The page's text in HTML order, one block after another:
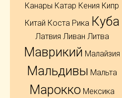
Канары Катар Кения Кипр
Китай Коста Рика Куба
Латвия Ливан Литва
Маврикий Малайзия
Мальдивы Мальта
Марокко Мексика